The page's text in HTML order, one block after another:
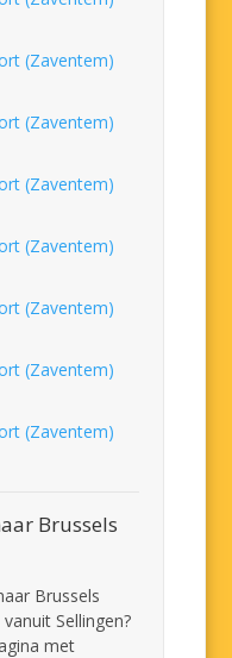
(Zaventem)
(Zaventem)
(Zaventem)
(Zaventem)
(Zaventem)
(Zaventem)
(Zaventem)
Brussels
Brussels
Sellingen?
met